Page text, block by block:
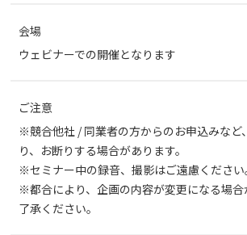
会場
ウェビナーでの開催となります
ご注意
※競合他社 / 同業者の方からのお申込みなど
り、お断りする場合があります。
※セミナー中の録音、撮影はご遠慮ください
※都合により、企画の内容が変更になる場
了承ください。